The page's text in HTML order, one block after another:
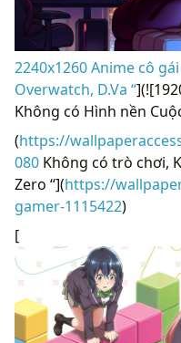
2240x1260 Anime cô
Overwatch, D.Va “
Không có Hình nền
(https://
080 Không có trò chơi,
Zero “](https://
gamer-1115422)
[